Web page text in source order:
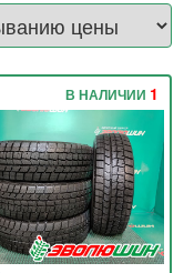
В НАЛИЧИИ 1